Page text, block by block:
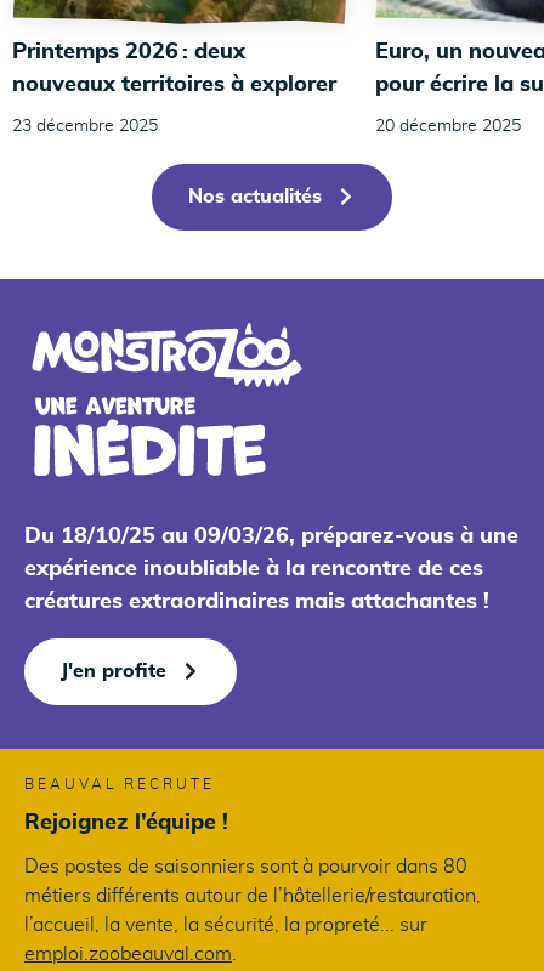
Printemps 2026 : deux
nouveaux territoires à explorer
23 décembre 2025
Euro, un
pour écrire la
20 décembre 2025
Nos actualités
Du 18/10/25 au 09/03/26, préparez-vous à une
expérience inoubliable à la rencontre de ces
créatures extraordinaires mais attachantes !
J'en profite
BEAUVAL RECRUTE
Rejoignez l’équipe !
Des postes de saisonniers sont à pourvoir dans 80
métiers différents autour de l’hôtellerie/restauration,
l’accueil, la vente, la sécurité, la propreté... sur
emploi.zoobeauval.com